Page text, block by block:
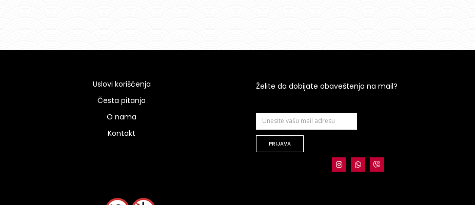
Uslovi korišćenja
Česta pitanja
O nama
Kontakt
Želite da dobijate obaveštenja na mail?
PRIJAVA